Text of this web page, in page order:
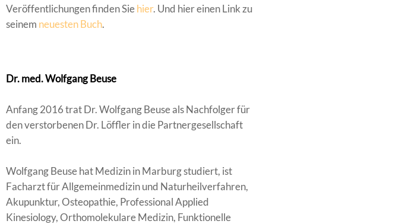
Veröffentlichungen finden Siehier. Und hier einen Link zu
seinem neuesten Buch.
Dr. med. Wolfgang Beuse
Anfang 2016 trat Dr. Wolfgang Beuse als Nachfolger für
den verstorbenen Dr. Löffler in die Partnergesellschaft
ein.
Wolfgang Beuse hat Medizin in Marburg studiert, ist
Facharzt für Allgemeinmedizin und Naturheilverfahren,
Akupunktur, Osteopathie, Professional Applied
Kinesiology, Orthomolekulare Medizin, Funktionelle